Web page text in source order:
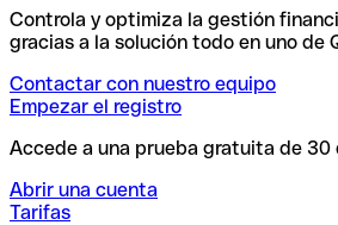
Controla y optimiza la gestión
gracias a la solución todo en uno de
Contactar con nuestro equipo
Empezar el registro
Accede a una prueba gratuita de 30
Abrir una cuenta
Tarifas